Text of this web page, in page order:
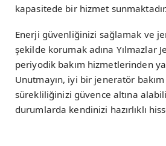
kapasitede bir hizmet sunmaktadır.
Enerji güvenliğinizi sağlamak ve
şekilde korumak adına Yılmazlar
periyodik bakım hizmetlerinden
Unutmayın, iyi bir jeneratör
sürekliliğinizi güvence altına
durumlarda kendinizi hazırlıklı